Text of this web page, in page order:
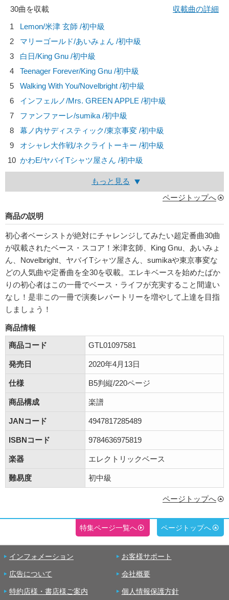
30曲を収載
収載曲の詳細
1
Lemon/米津 玄師 /初中級
2
マリーゴールド/あいみょん /初中級
3
白日/King Gnu /初中級
4
Teenager Forever/King Gnu /初中級
5
Walking With You/Novelbright /初中級
6
インフェルノ/Mrs. GREEN APPLE /初中級
7
ファンファーレ/sumika /初中級
8
幕ノ内サディスティック/東京事変 /初中級
9
オシャレ大作戦/ネクライトーキー /初中級
10 かわE/ヤバイTシャツ屋さん /初中級
もっと見る
ページトップへ
商品の説明
初心者ベーシストが絶対にチャレンジしてみたい超定番曲30曲
が収載されたベース・スコア！米津玄師、King Gnu、あいみょ
ん、Novelbright、ヤバイTシャツ屋さん、sumikaや東京事変な
どの人気曲や定番曲を全30を収載。エレキベースを始めたばか
りの初心者はこの一冊でベース・ライフが充実すること間違い
なし！是非この一冊で演奏レパートリーを増やして上達を目指
しましょう！
商品情報
商品コード
GTL01097581
発売日 2020年4月13日
仕様 B5判縦/220ページ
商品構成 楽譜
JANコード 4947817285489
ISBNコード 9784636975819
楽器 エレクトリックベース
難易度 初中級
ページトップへ
特集ページ一覧へ ページトップへ
インフォメーション お客様サポート
広告について 会社概要
特約店様・書店様ご案内 個人情報保護方針